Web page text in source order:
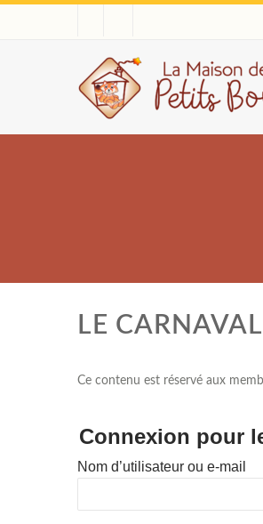
LE
Ce contenu est réservé aux
Connexion pour
Nom d’utilisateur ou e-mail